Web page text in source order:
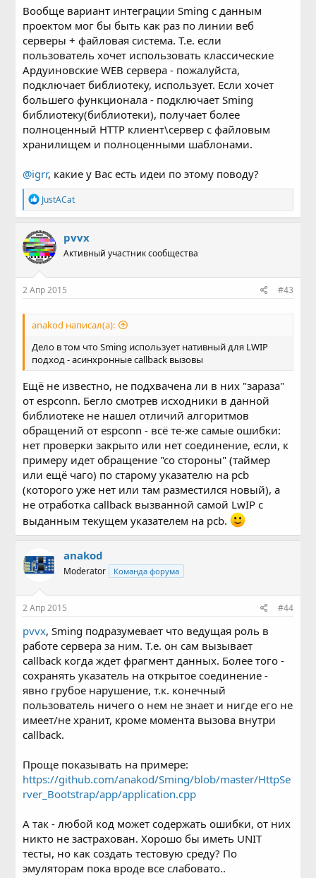
Вообще вариант интеграции Sming с данным
проектом мог бы быть как раз по линии веб
серверы + файловая система. Т.е. если
пользователь хочет использовать классические
Ардуиновские WEB сервера - пожалуйста,
подключает библиотеку, использует. Если хочет
большего функционала - подключает Sming
библиотеку(библиотеки), получает более
полноценный HTTP клиент\сервер с файловым
хранилищем и полноценными шаблонами.
@igrr, какие у Вас есть идеи по этому поводу?
Р
е
а
к
ц
и
и
:
JustACat
pvvx
Активный участник сообщества
2 Апр 2015 #43
anakod написал(а):
Дело в том что Sming использует нативный для LWIP
подход - асинхронные callback вызовы
Ещё не известно, не подхвачена ли в них "зараза"
от espconn. Бегло смотрев исходники в данной
библиотеке не нашел отличий алгоритмов
обращений от espconn - всё те-же самые ошибки:
нет проверки закрыто или нет соединение, если, к
примеру идет обращение "со стороны" (таймер
или ещё чаго) по старому указателю на pcb
(которого уже нет или там разместился новый), а
не отработка callback вызванной самой LwIP c
выданным текущем указателем на pcb.
anakod
Moderator Команда форума
2 Апр 2015 #44
pvvx, Sming подразумевает что ведущая роль в
работе сервера за ним. Т.е. он сам вызывает
callback когда ждет фрагмент данных. Более того -
сохранять указатель на открытое соединение -
явно грубое нарушение, т.к. конечный
пользователь ничего о нем не знает и нигде его не
имеет/не хранит, кроме момента вызова внутри
callback.
Проще показывать на примере:
https://github.com/anakod/Sming/blob/master/HttpSe
rver_Bootstrap/app/application.cpp
А так - любой код может содержать ошибки, от них
никто не застрахован. Хорошо бы иметь UNIT
тесты, но как создать тестовую среду? По
эмуляторам пока вроде все слабовато..